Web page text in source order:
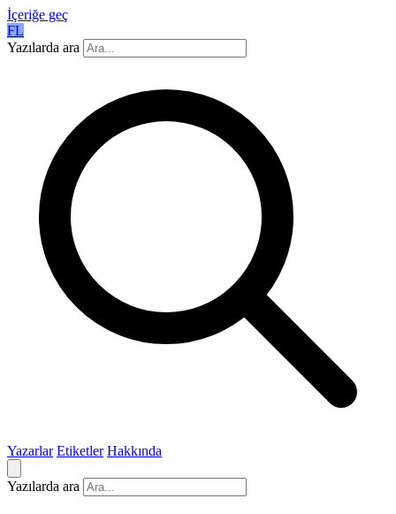
İçeriğe geç
FL
Yazılarda ara
Yazarlar Etiketler Hakkında
Yazılarda ara